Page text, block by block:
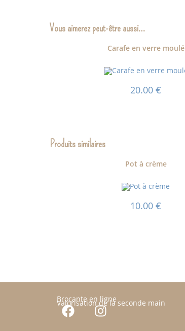
Vous aimerez peut-être aussi…
Carafe en verre moulé
20.00€
Produits similaires
Pot à crème
10.00€
JOLI JOUR 17
Brocante en ligne
Valorisation de la seconde main